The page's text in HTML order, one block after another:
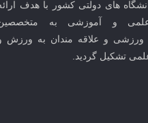
های دولتی کشور با هدف
و آموزشی به
ورزشی و علاقه مندان به ورزش
تشکیل گردید.